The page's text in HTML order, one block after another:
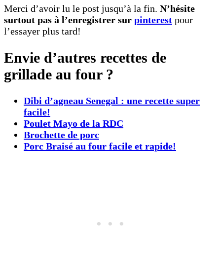
Merci d’avoir lu le post jusqu’à la fin. N’hésite
surtout pas à l’enregistrer sur pinterest pour
l’essayer plus tard!
Envie d’autres recettes de
grillade au four ?
Dibi d’agneau Senegal : une recette super
facile!
Poulet Mayo de la RDC
Brochette de porc
Porc Braisé au four facile et rapide!